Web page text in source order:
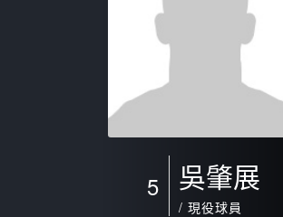
5 吳肇展
/ 現役球員